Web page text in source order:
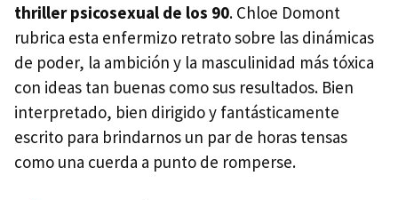
thriller psicosexual de los 90. Chloe Domont
rubrica esta enfermizo retrato sobre las dinámicas
de poder, la ambición y la masculinidad más tóxica
con ideas tan buenas como sus resultados. Bien
interpretado, bien dirigido y fantásticamente
escrito para brindarnos un par de horas tensas
como una cuerda a punto de romperse.